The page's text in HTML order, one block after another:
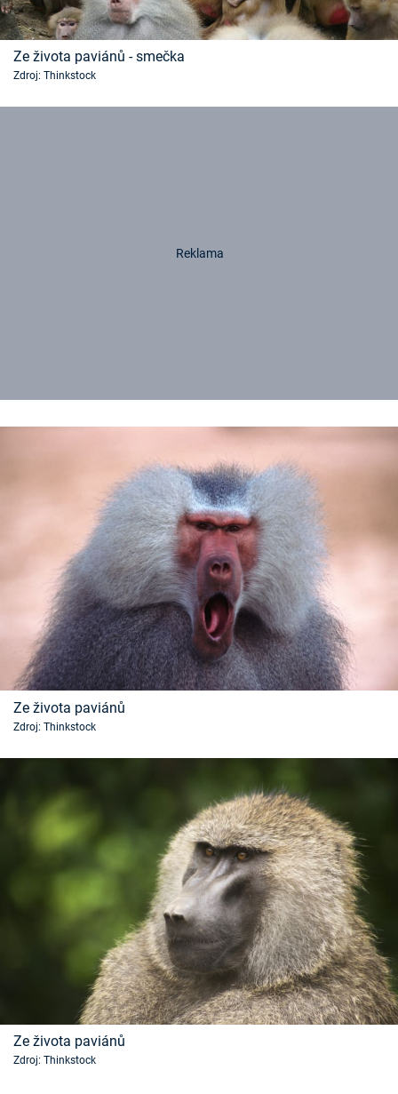
Ze života paviánů - smečka
Zdroj: Thinkstock
Ze života paviánů
Zdroj: Thinkstock
Ze života paviánů
Zdroj: Thinkstock